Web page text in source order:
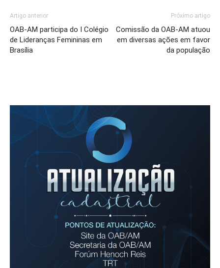
Artigo anterior
OAB-AM participa do I Colégio
de Lideranças Femininas em
Brasília
Próximo artigo
Comissão da OAB-AM atuou
em diversas ações em favor
da população